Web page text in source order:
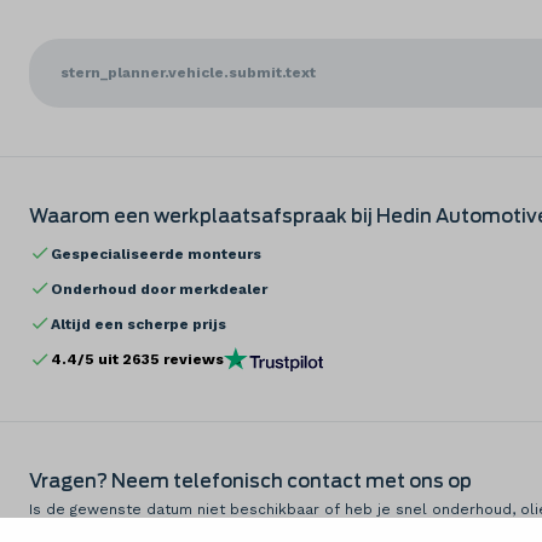
stern_planner.vehicle.submit.text
Waarom een werkplaatsafspraak bij Hedin
Gespecialiseerde monteurs
Onderhoud door merkdealer
Altijd een scherpe prijs
4.4/5 uit 2635 reviews
Vragen? Neem telefonisch contact met ons op
Is de gewenste datum niet beschikbaar of heb je snel onderhoud,